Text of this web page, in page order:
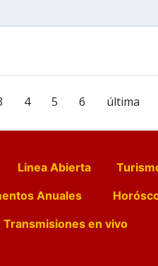
4 5 6 última
Linea Abierta
Anuales
Transmisiones en vivo